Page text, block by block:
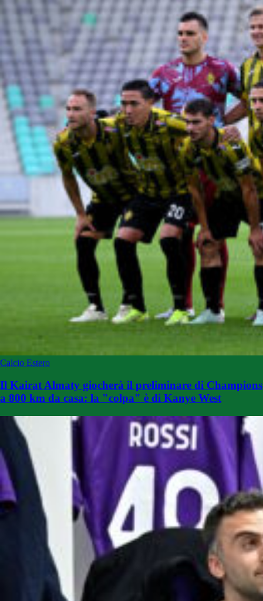
Calcio Estero
Il Kairat Almaty giocherà il preliminare di Champions
a 800 km da casa: la "colpa" è di Kanye West